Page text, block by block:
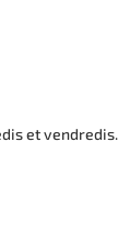
et vendredis.